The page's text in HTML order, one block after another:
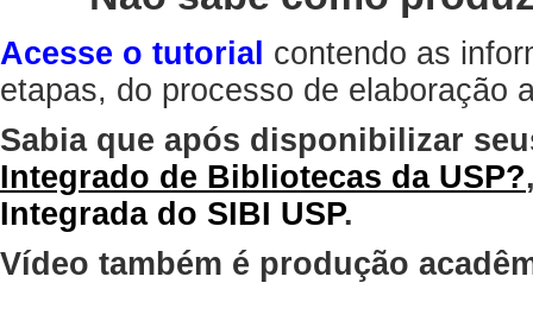
Acesse o tutorial contendo as
etapas, do processo de elaboração
Sabia que após disponibilizar
Integrado de Bibliotecas da USP?
Integrada do SIBI USP.
Vídeo também é produção